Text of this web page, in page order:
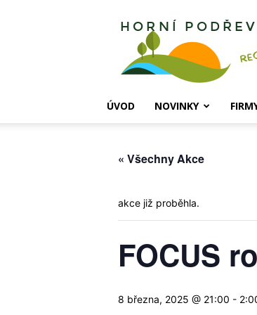
Horní
ÚVOD NOVINKY
« Všechny Akce
akce již proběhla.
FOCUS
8 března, 2025 @ 21:00 -